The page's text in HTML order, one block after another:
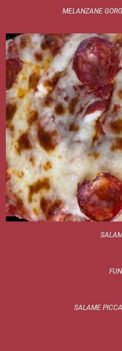
MELANZANE
SALAME